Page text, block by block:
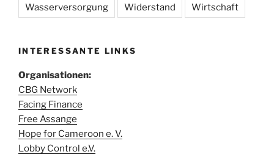
Wasserversorgung Widerstand Wirtschaft
INTERESSANTE LINKS
Organisationen:
CBG Network
Facing Finance
Free Assange
Hope for Cameroon e. V.
Lobby Control e.V.